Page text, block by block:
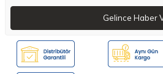
Gelince Haber